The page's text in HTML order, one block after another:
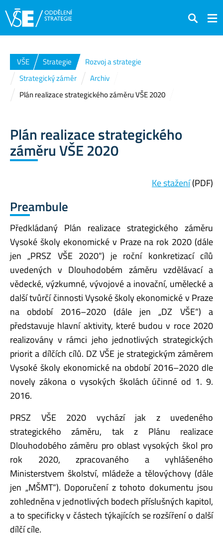
Hledat
VŠE Strategie
Rozvoj a strategie
Strategický záměr
Archiv
Plán realizace strategického záměru VŠE 2020
Plán realizace strategického
záměru VŠE 2020
Ke stažení(PDF)
Preambule
Předkládaný Plán realizace strategického záměru
Vysoké školy ekonomické v Praze na rok 2020 (dále
jen „PRSZ VŠE 2020“) je roční konkretizací cílů
uvedených v Dlouhodobém záměru vzdělávací a
vědecké, výzkumné, vývojové a inovační, umělecké a
další tvůrčí činnosti Vysoké školy ekonomické v Praze
na období 2016–2020 (dále jen „DZ VŠE“) a
představuje hlavní aktivity, které budou v roce 2020
realizovány v rámci jeho jednotlivých strategických
priorit a dílčích cílů. DZ VŠE je strategickým záměrem
Vysoké školy ekonomické na období 2016–2020 dle
novely zákona o vysokých školách účinné od 1. 9.
2016.
PRSZ VŠE 2020 vychází jak z uvedeného
strategického záměru, tak z Plánu realizace
Dlouhodobého záměru pro oblast vysokých škol pro
rok 2020, zpracovaného a vyhlášeného
Ministerstvem školství, mládeže a tělovýchovy (dále
jen „MŠMT“). Doporučení z tohoto dokumentu jsou
zohledněna v jednotlivých bodech příslušných kapitol,
a to specificky v částech týkajících se rozšíření o další
dílčí cíle.